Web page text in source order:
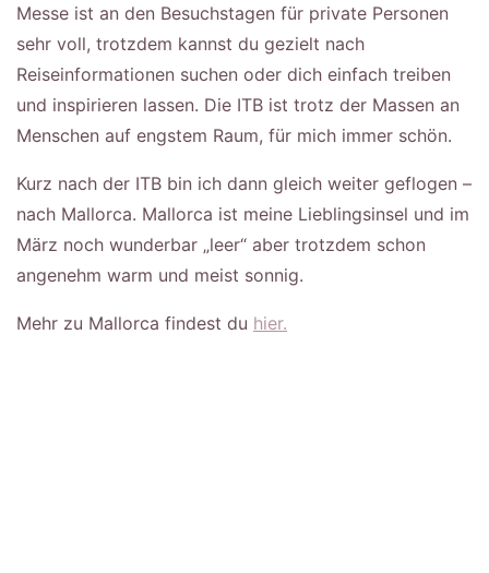
Messe ist an den Besuchstagen für private Personen
sehr voll, trotzdem kannst du gezielt nach
Reiseinformationen suchen oder dich einfach treiben
und inspirieren lassen. Die ITB ist trotz der Massen an
Menschen auf engstem Raum, für mich immer schön.
Kurz nach der ITB bin ich dann gleich weiter geflogen –
nach Mallorca. Mallorca ist meine Lieblingsinsel und im
März noch wunderbar „leer“ aber trotzdem schon
angenehm warm und meist sonnig.
Mehr zu Mallorca findest du hier.